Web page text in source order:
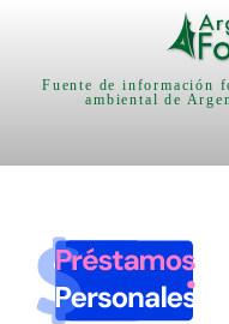
Fuente de información
ambiental de